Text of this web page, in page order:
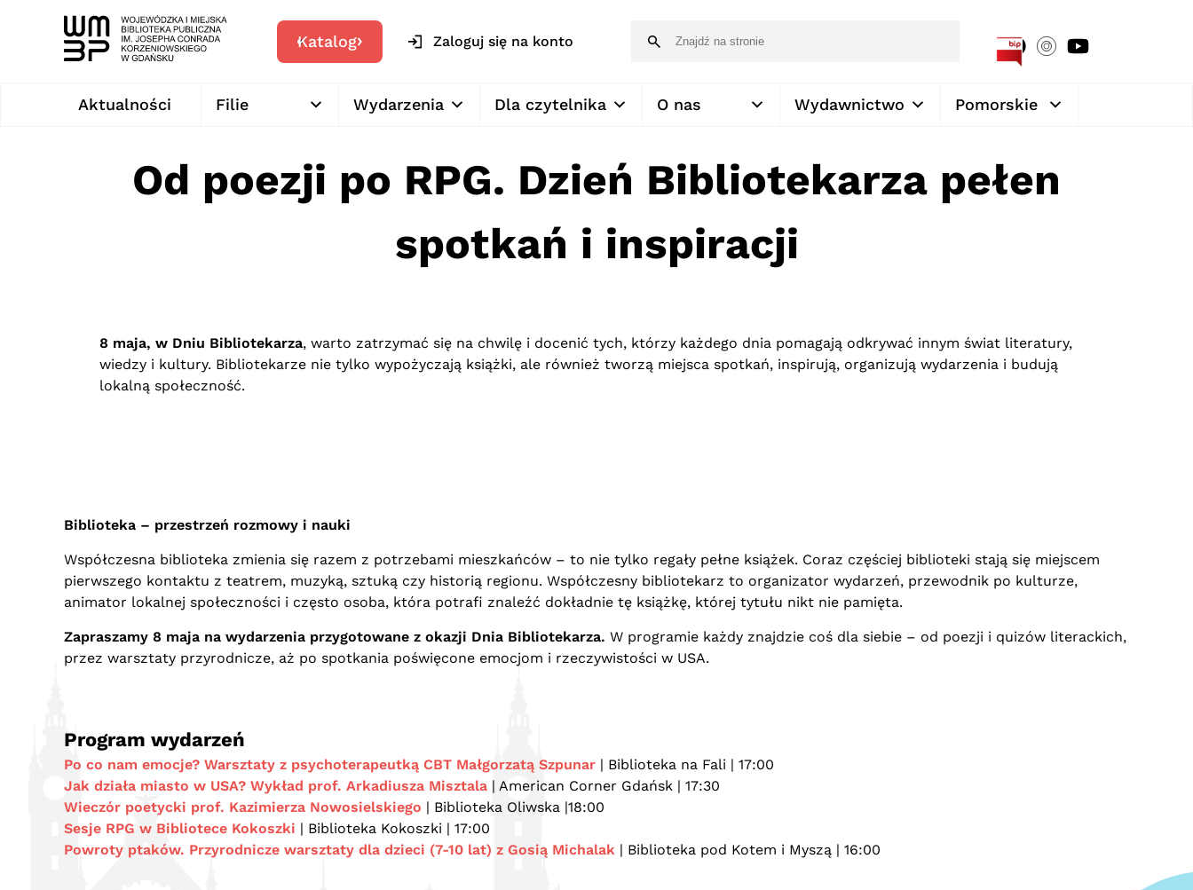
Katalog Zaloguj się na konto
Aktualności Filie Wydarzenia Dla czytelnika O nas Wydawnictwo Pomorskie
Od poezji po RPG. Dzień Bibliotekarza pełen
spotkań i inspiracji
8 maja, w Dniu Bibliotekarza, warto zatrzymać się na chwilę i docenić tych, którzy każdego dnia pomagają odkrywać innym świat literatury,
wiedzy i kultury. Bibliotekarze nie tylko wypożyczają książki, ale również tworzą miejsca spotkań, inspirują, organizują wydarzenia i budują
lokalną społeczność.
Biblioteka – przestrzeń rozmowy i nauki
Współczesna biblioteka zmienia się razem z potrzebami mieszkańców – to nie tylko regały pełne książek. Coraz częściej biblioteki stają się miejscem
pierwszego kontaktu z teatrem, muzyką, sztuką czy historią regionu. Współczesny bibliotekarz to organizator wydarzeń, przewodnik po kulturze,
animator lokalnej społeczności i często osoba, która potrafi znaleźć dokładnie tę książkę, której tytułu nikt nie pamięta.
Zapraszamy 8 maja na wydarzenia przygotowane z okazji Dnia Bibliotekarza. W programie każdy znajdzie coś dla siebie – od poezji i quizów literackich,
przez warsztaty przyrodnicze, aż po spotkania poświęcone emocjom i rzeczywistości w USA.
Program wydarzeń
Po co nam emocje? Warsztaty z psychoterapeutką CBT Małgorzatą Szpunar | Biblioteka na Fali | 17:00
Jak działa miasto w USA? Wykład prof. Arkadiusza Misztala | American Corner Gdańsk | 17:30
Wieczór poetycki prof. Kazimierza Nowosielskiego | Biblioteka Oliwska |18:00
Sesje RPG w Bibliotece Kokoszki | Biblioteka Kokoszki | 17:00
Powroty ptaków. Przyrodnicze warsztaty dla dzieci (7-10 lat) z Gosią Michalak | Biblioteka pod Kotem i Myszą | 16:00